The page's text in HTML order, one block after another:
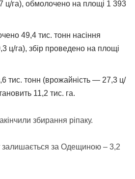
ц/га), обмолочено на площі 1 393
49,4 тис. тонн насіння
ц/га), збір проведено на площі
тис. тонн (врожайність — 27,3 ц/
11,2 тис. га.
збирання ріпаку.
за Одещиною – 3,2